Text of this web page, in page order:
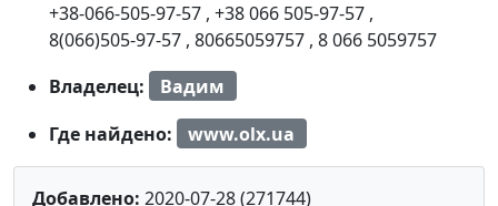
+38-066-505-97-57 , +38 066 505-97-57 ,
8(066)505-97-57 , 80665059757 , 8 066 5059757
Владелец:
Вадим
Где найдено:
www.olx.ua
Добавлено: 2020-07-28 (271744)